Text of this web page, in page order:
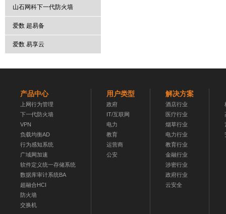
山石网科下一代防火墙
爱数 超易备
爱数 易享云
产品中心
上网行为管理
下一代防火墙
VPN
负载均衡AD
行为感知系统
广域网加速
软件定义统一存储系统
数据库审计系统BA
超融合HCI
防火墙
交换机
用户类型
政府
IT/互联网
电力
教育
运营商
公安
解决方案
酒店行业
医疗行业
烟草行业
电力行业
教育行业
金融行业
涉密行业
政府行业
云安全